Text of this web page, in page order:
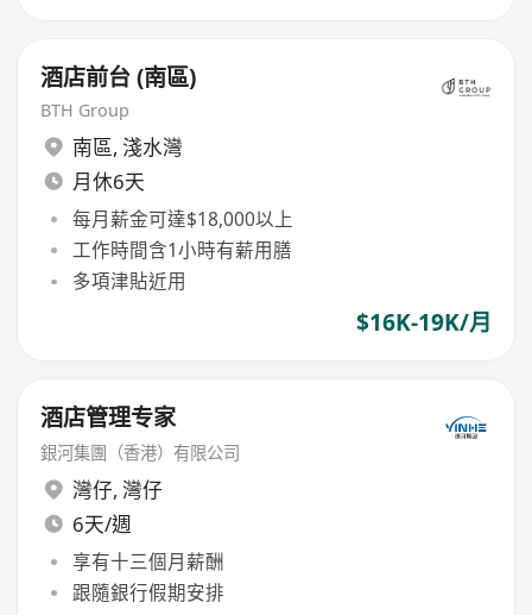
酒店前台 (南區)
BTH Group
南區, 淺水灣
月休6天
每月薪金可達$18,000以上
工作時間含1小時有薪用膳
多項津貼近用
$16K-19K/月
酒店管理专家
銀河集團（香港）有限公司
灣仔, 灣仔
6天/週
享有十三個月薪酬
跟隨銀行假期安排